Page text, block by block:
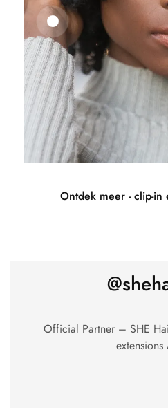
25,41
Ontdek meer - clip-in
Official Partner – SHE
extensions